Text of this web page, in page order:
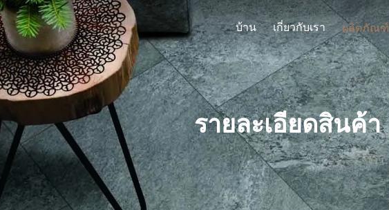
บ้าน เกี่ยวกับเรา ผลิตภัณฑ์
รายละเอียดสินค้า